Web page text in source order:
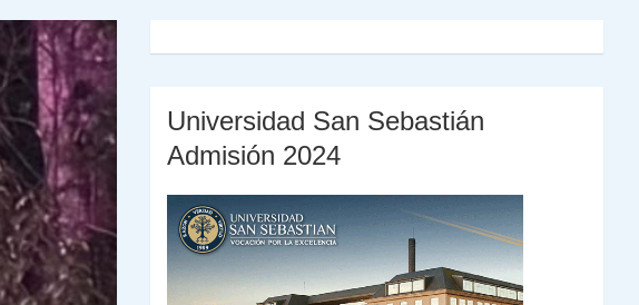
Universidad San Sebastián
Admisión 2024